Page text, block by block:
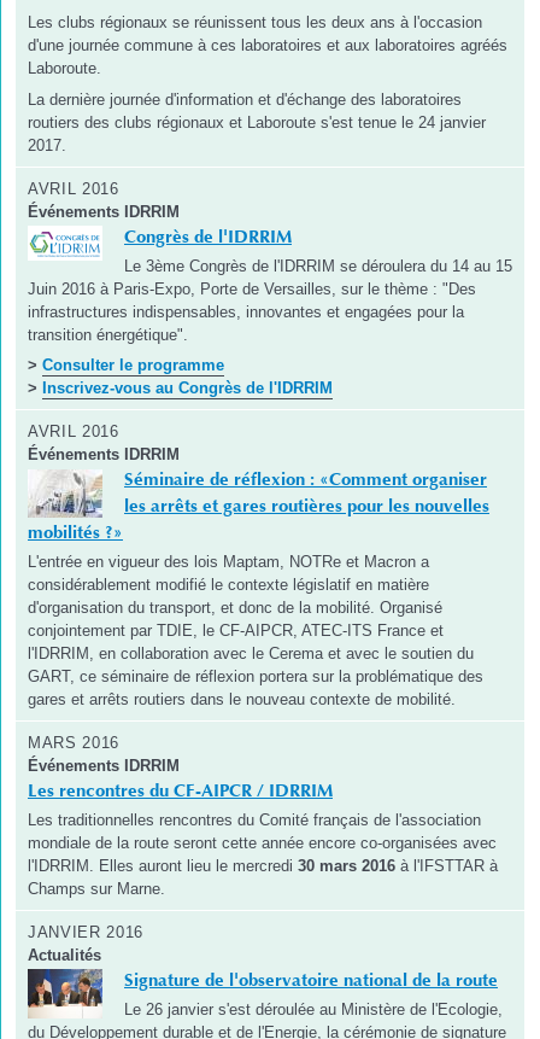
Les clubs régionaux se réunissent tous les deux ans à l'occasion
d'une journée commune à ces laboratoires et aux laboratoires agréés
Laboroute.
La dernière journée d'information et d'échange des laboratoires
routiers des clubs régionaux et Laboroute s'est tenue le 24 janvier
2017.
AVRIL 2016
Événements IDRRIM
Congrès de l'IDRRIM
Le 3ème Congrès de l'IDRRIM se déroulera du 14 au 15
Juin 2016 à Paris-Expo, Porte de Versailles, sur le thème : "Des
infrastructures indispensables, innovantes et engagées pour la
transition énergétique".
> Consulter le programme
> Inscrivez-vous au Congrès de l'IDRRIM
AVRIL 2016
Événements IDRRIM
Séminaire de réflexion : «Comment organiser
les arrêts et gares routières pour les nouvelles
mobilités ?»
L'entrée en vigueur des lois Maptam, NOTRe et Macron a
considérablement modifié le contexte législatif en matière
d'organisation du transport, et donc de la mobilité. Organisé
conjointement par TDIE, le CF-AIPCR, ATEC-ITS France et
l'IDRRIM, en collaboration avec le Cerema et avec le soutien du
GART, ce séminaire de réflexion portera sur la problématique des
gares et arrêts routiers dans le nouveau contexte de mobilité.
MARS 2016
Événements IDRRIM
Les rencontres du CF-AIPCR / IDRRIM
Les traditionnelles rencontres du Comité français de l'association
mondiale de la route seront cette année encore co-organisées avec
l'IDRRIM. Elles auront lieu le mercredi 30 mars 2016 à l'IFSTTAR à
Champs sur Marne.
JANVIER 2016
Actualités
Signature de l'observatoire national de la route
Le 26 janvier s'est déroulée au Ministère de l'Ecologie,
du Développement durable et de l'Energie, la cérémonie de signature